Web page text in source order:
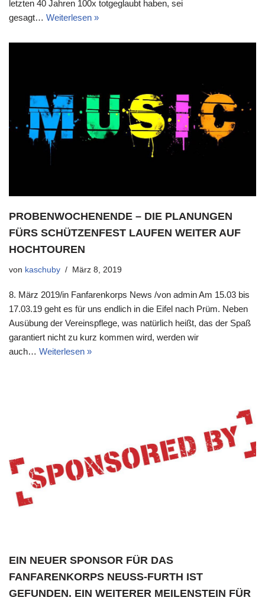
letzten 40 Jahren 100x totgeglaubt haben, sei
gesagt… Weiterlesen »
PROBENWOCHENENDE – DIE PLANUNGEN
FÜRS SCHÜTZENFEST LAUFEN WEITER AUF
HOCHTOUREN
von kaschuby März 8, 2019
8. März 2019/in Fanfarenkorps News /von admin Am 15.03 bis
17.03.19 geht es für uns endlich in die Eifel nach Prüm. Neben
Ausübung der Vereinspflege, was natürlich heißt, das der Spaß
garantiert nicht zu kurz kommen wird, werden wir
auch… Weiterlesen »
EIN NEUER SPONSOR FÜR DAS
FANFARENKORPS NEUSS-FURTH IST
GEFUNDEN. EIN WEITERER MEILENSTEIN FÜR